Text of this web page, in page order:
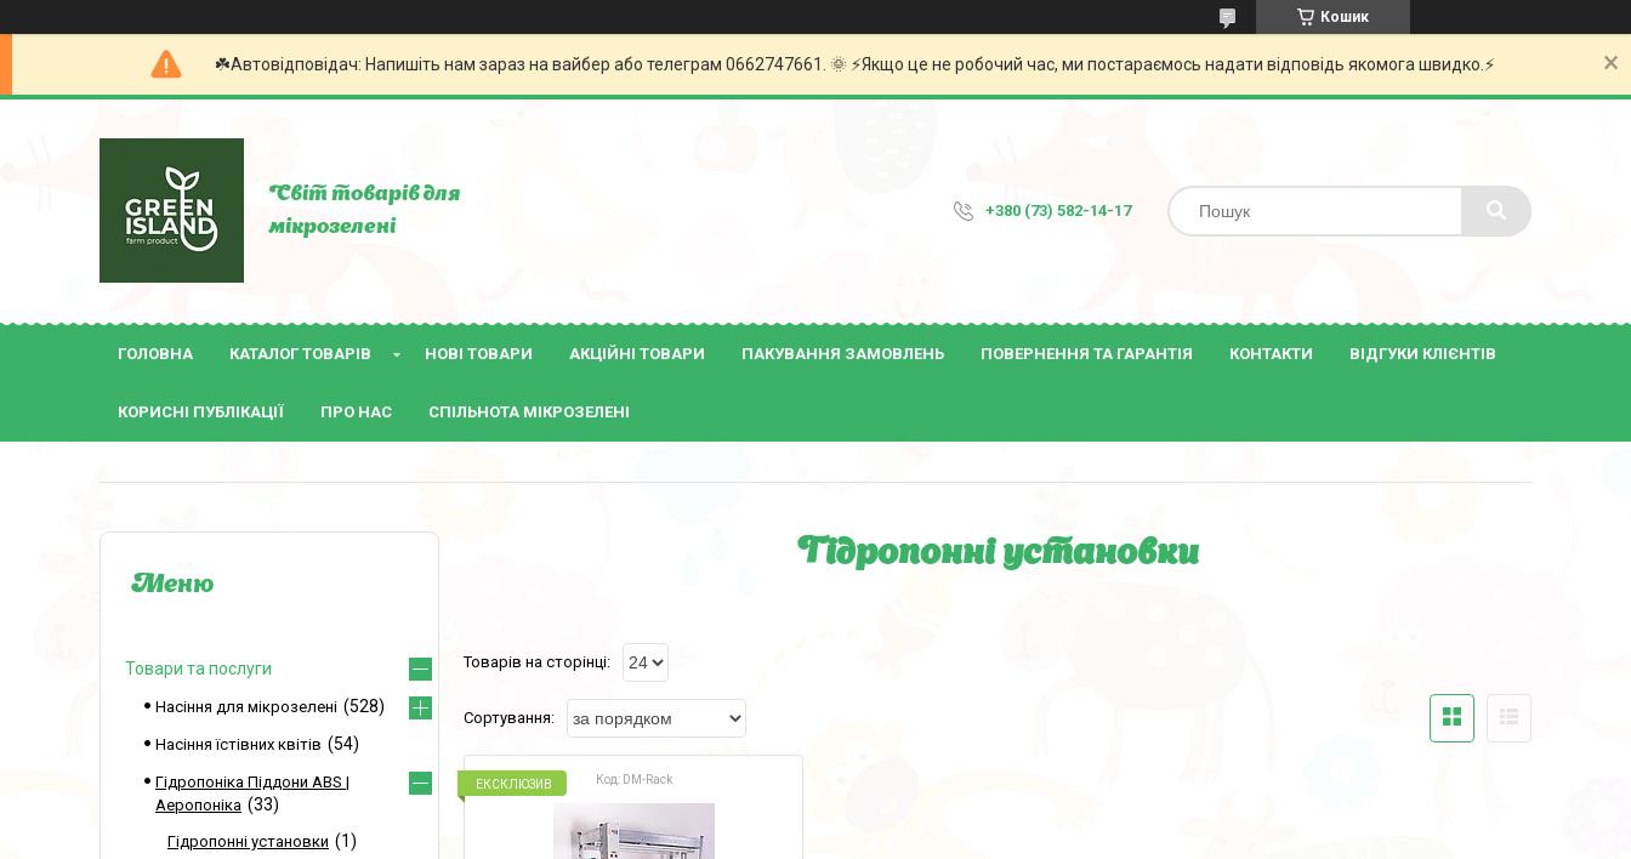
Кошик
☘️Автовідповідач: Напишіть нам зараз на вайбер або телеграм 0662747661. 🌞 ⚡️Якщо це не робочий час, ми постараємось надати відповідь якомога швидко.⚡️
Світ товарів для
мікрозелені
+380 (73) 582-14-17
ГОЛОВНА КАТАЛОГ ТОВАРІВ НОВІ ТОВАРИ АКЦІЙНІ ТОВАРИ ПАКУВАННЯ ЗАМОВЛЕНЬ ПОВЕРНЕННЯ ТА ГАРАНТІЯ КОНТАКТИ ВІДГУКИ КЛІЄНТІВ
КОРИСНІ ПУБЛІКАЦІЇ ПРО НАС СПІЛЬНОТА МІКРОЗЕЛЕНІ
Гідропонні установки
DM-Rack
ЕКСКЛЮЗИВ
Товари та послуги
Насіння для мікрозелені 528
Насіння їстівних квітів 54
Гідропоніка Піддони ABS |
Аеропоніка
33
Гідропонні установки 1